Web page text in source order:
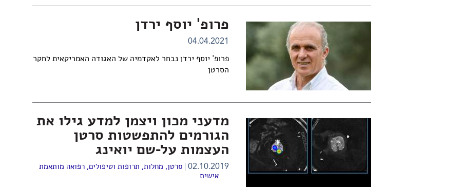
פרופ' יוסף ירדן
04.04.2021
פרופ' יוסף ירדן נבחר לאקדמיה של האגודה האמריקאית לחקר
הסרטן
מדעני מכון ויצמן למדע גילו את
הגורמים להתפשטות סרטן
העצמות על-שם יואינג
02.10.2019 סרטן, מחלות, תרופות וטיפולים,רפואה מותאמת
אישית